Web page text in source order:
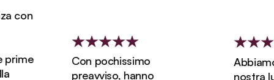
Con pochissimo
preavviso, hanno
Abbiamo
nostra